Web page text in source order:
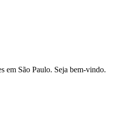
em São Paulo. Seja bem-vindo.